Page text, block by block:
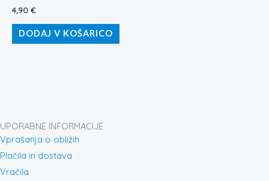
4,90 €
DODAJ V KOŠARICO
UPORABNE INFORMACIJE
Vprašanja o obližih
Plačila in dostava
Vračila